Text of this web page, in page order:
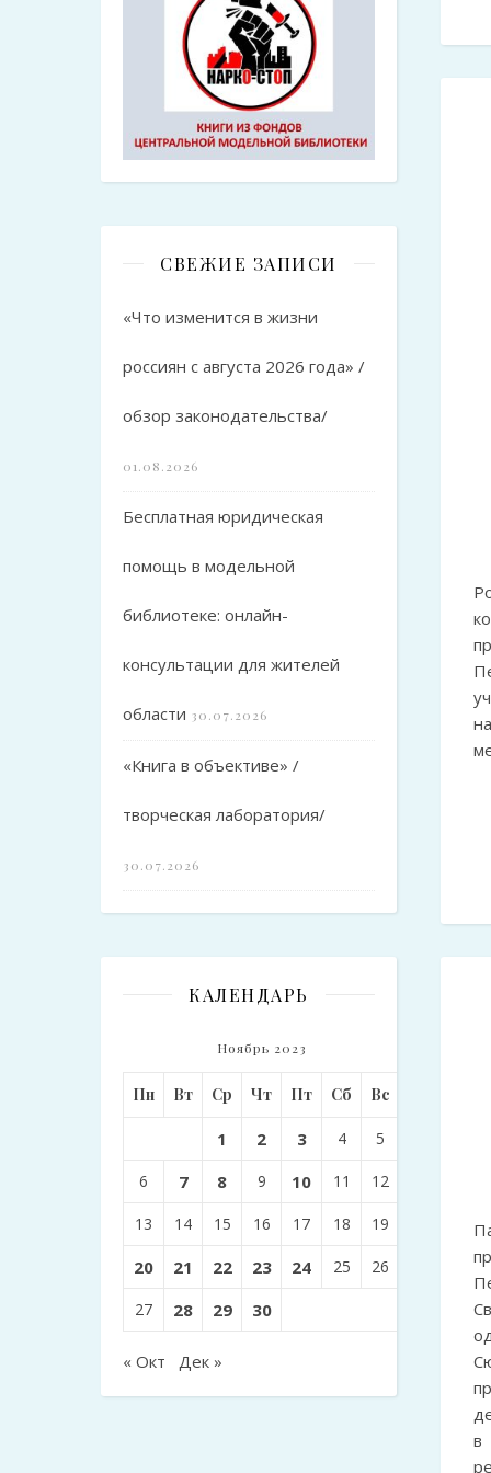
СВЕЖИЕ ЗАПИСИ
«Что изменится в жизни
россиян с августа 2026 года» /
обзор законодательства/
01.08.2026
Бесплатная юридическая
помощь в модельной
библиотеке: онлайн-
консультации для жителей
области 30.07.2026
«Книга в объективе» /
творческая лаборатория/
30.07.2026
КАЛЕНДАРЬ
Ноябрь 2023
Пн Вт Ср Чт Пт Сб Вс
1 2 3 4 5
6 7 8 9 10 11 12
13 14 15 16 17 18 19
20 21 22 23 24 25 26
27 28 29 30
« Окт Дек »
в